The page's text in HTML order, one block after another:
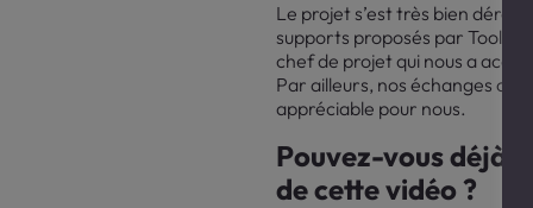
Le projet s’est très bien
supports proposés par
chef de projet qui nous a
Par ailleurs, nos échanges
appréciable pour nous.
Pouvez-vous déjà
de cette vidéo ?